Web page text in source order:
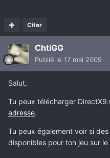
Citer
ChtiGG
Publié le 17 mai 2009
Salut,
Tu peux télécharger
adresse.
Tu peux également voir si
disponibles pour ton jeu sur